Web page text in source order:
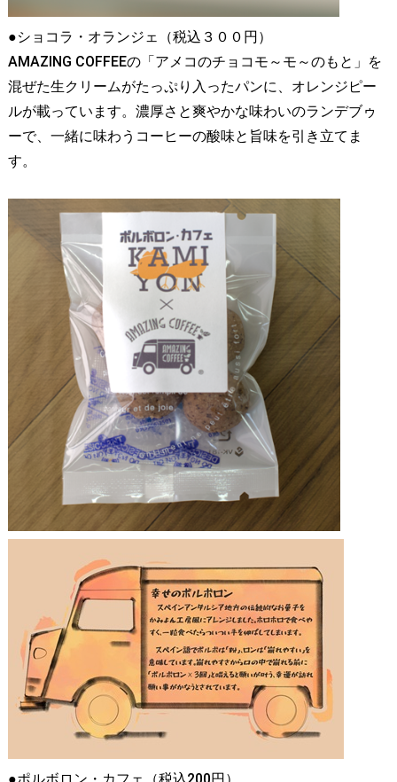
●ショコラ・オランジェ（税込３００円）
AMAZING COFFEEの「アメコのチョコモ～モ～のもと」を
混ぜた生クリームがたっぷり入ったパンに、オレンジピー
ルが載っています。濃厚さと爽やかな味わいのランデブゥ
ーで、一緒に味わうコーヒーの酸味と旨味を引き立てま
す。